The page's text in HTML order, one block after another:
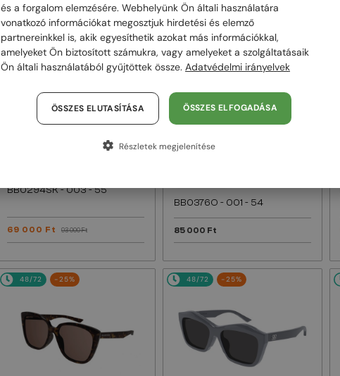
48/72 -25%
BB0294SK - 003 - 55
69 000 Ft 93 000 Ft
48/72
BB0376O - 001 - 54
85 000 Ft
48/72 -25% 48/72 -25%
és a forgalom elemzésére. Webhelyünk Ön általi használatára
vonatkozó információkat megosztjuk hirdetési és elemző
partnereinkkel is, akik egyesíthetik azokat más információkkal,
amelyeket Ön biztosított számukra, vagy amelyeket a szolgáltatásaik
Ön általi használatából gyűjtöttek össze. Adatvédelmi irányelvek
ÖSSZES ELFOGADÁSA
ÖSSZES ELUTASÍTÁSA
Részletek megjelenítése